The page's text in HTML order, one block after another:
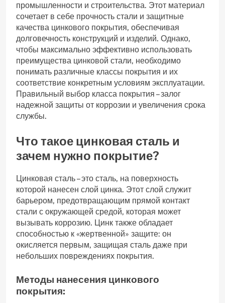
промышленности и строительства. Этот материал
сочетает в себе прочность стали и защитные
качества цинкового покрытия, обеспечивая
долговечность конструкций и изделий. Однако,
чтобы максимально эффективно использовать
преимущества цинковой стали, необходимо
понимать различные классы покрытия и их
соответствие конкретным условиям эксплуатации.
Правильный выбор класса покрытия – залог
надежной защиты от коррозии и увеличения срока
службы.
Что такое цинковая сталь и
зачем нужно покрытие?
Цинковая сталь – это сталь, на поверхность
которой нанесен слой цинка. Этот слой служит
барьером, предотвращающим прямой контакт
стали с окружающей средой, которая может
вызывать коррозию. Цинк также обладает
способностью к «жертвенной» защите: он
окисляется первым, защищая сталь даже при
небольших повреждениях покрытия.
Методы нанесения цинкового
покрытия: